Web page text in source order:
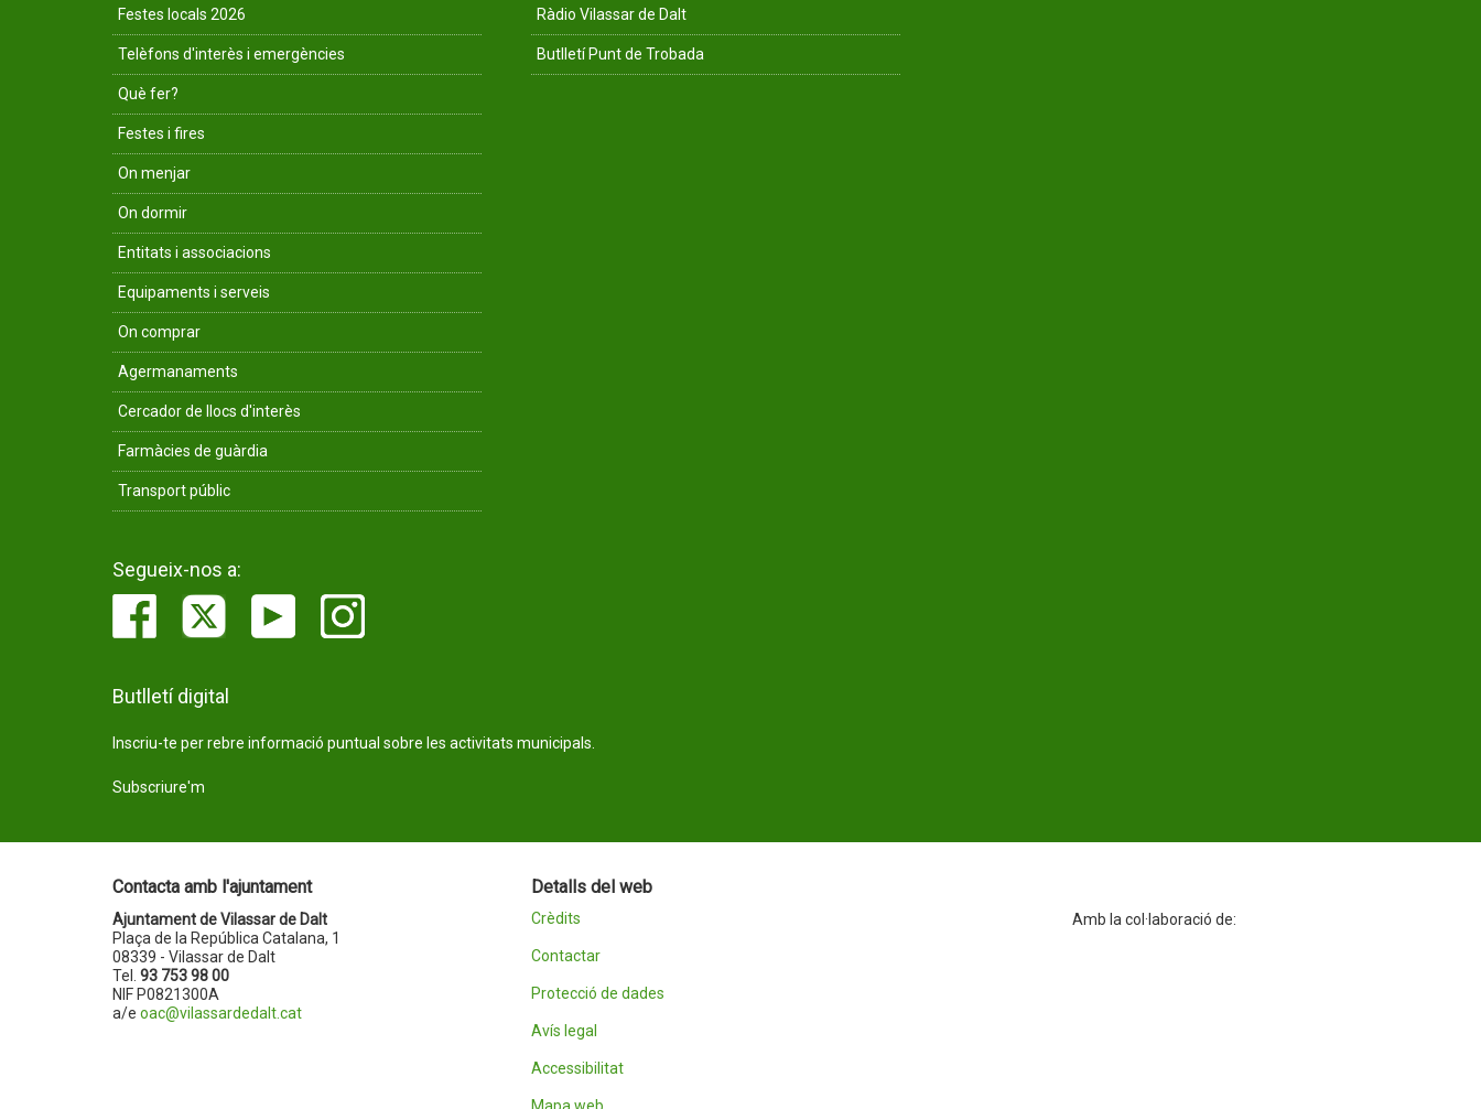
Festes locals 2026
Telèfons d'interès i emergències
Què fer?
Festes i fires
On menjar
On dormir
Entitats i associacions
Equipaments i serveis
On comprar
Agermanaments
Cercador de llocs d'interès
Farmàcies de guàrdia
Transport públic
Ràdio Vilassar de Dalt
Butlletí Punt de Trobada
Segueix-nos a:
Butlletí digital
Inscriu-te per rebre informació puntual sobre les activitats municipals.
Subscriure'm
Contacta amb l'ajuntament
Ajuntament de Vilassar de Dalt
Plaça de la República Catalana, 1
08339 - Vilassar de Dalt
Tel. 93 753 98 00
NIF P0821300A
a/e oac@vilassardedalt.cat
Detalls del web
Crèdits
Contactar
Protecció de dades
Avís legal
Accessibilitat
Amb la col·laboració de: